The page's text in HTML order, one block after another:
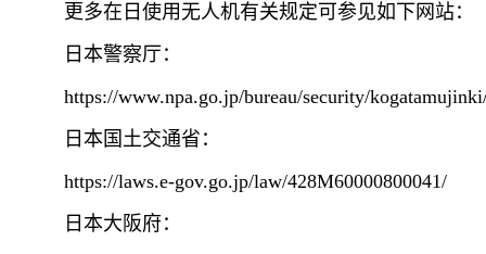
更多在日使用无人机有关规定可参见如下网站：
日本警察厅：
https://www.npa.go.jp/bureau/security/
日本国土交通省：
https://laws.e-gov.go.jp/law/428M60000800041/
日本大阪府：